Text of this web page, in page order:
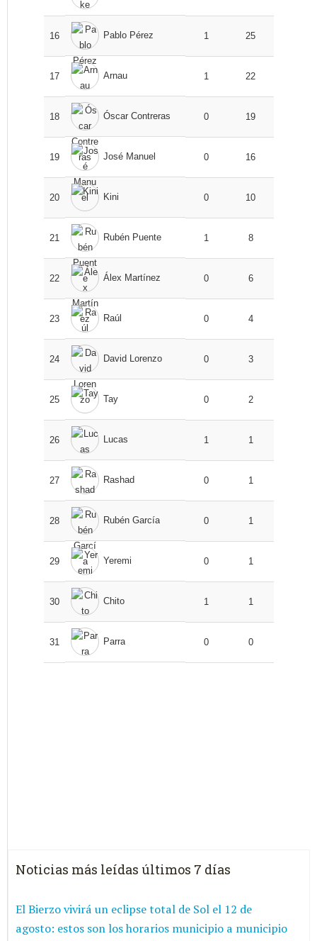
16 Pablo Pérez 1 25
17 Arnau 1 22
18 Óscar Contreras 0 19
19 José Manuel 0 16
20 Kini 0 10
21 Rubén Puente 1 8
22 Álex Martínez 0 6
23 Raúl 0 4
24 David Lorenzo 0 3
25 Tay 0 2
26 Lucas 1 1
27 Rashad 0 1
28 Rubén García 0 1
29 Yeremi 0 1
30 Chito 1 1
31 Parra 0 0
Noticias más leídas últimos 7 días
El Bierzo vivirá un eclipse total de Sol el 12 de
agosto: estos son los horarios municipio a municipio